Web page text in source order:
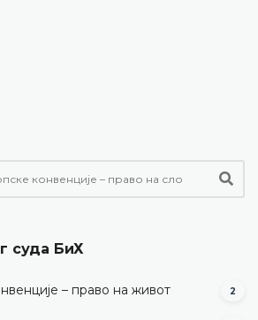
суда БиХ
– право на живот 2